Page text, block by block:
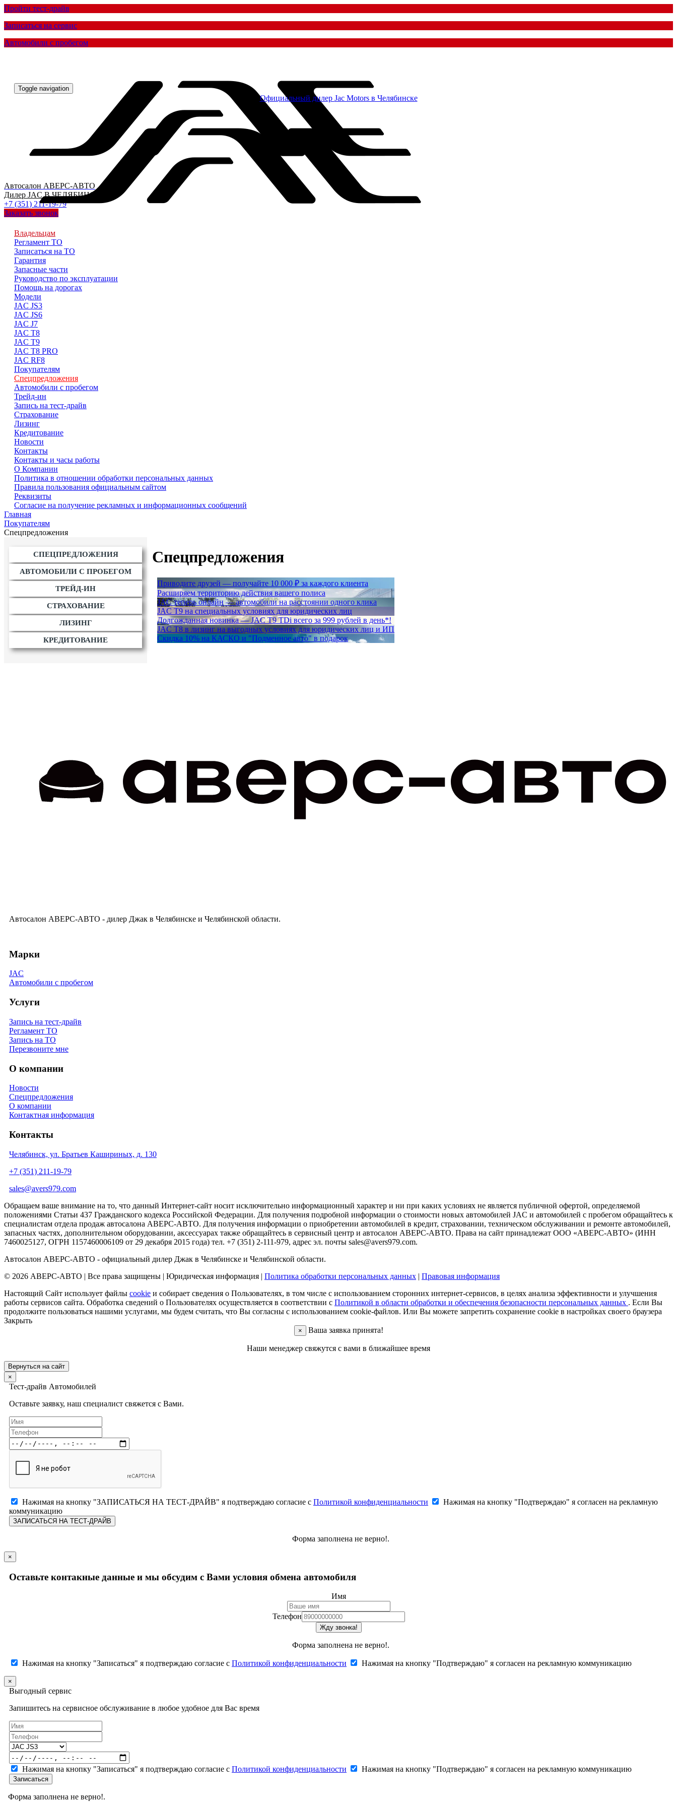
Пройти тест-драйв
Записаться на сервис
Автомобили с пробегом
Автосалон АВЕРС-АВТО
Дилер JACВ ЧЕЛЯБИНСКЕ
+7 (351) 211-19-79
Заказать звонок
Toggle navigation
Официальный дилер Jac Motors в Челябинске
Владельцам
Регламент ТО
Записаться на ТО
Гарантия
Запасные части
Руководство по эксплуатации
Помощь на дорогах
Модели
JAC JS3
JAC JS6
JAC J7
JAC T8
JAC T9
JAC T8 PRO
JAC RF8
Покупателям
Спецпредложения
Автомобили с пробегом
Трейд-ин
Запись на тест-драйв
Страхование
Лизинг
Кредитование
Новости
Контакты
Контакты и часы работы
О Компании
Политика в отношении обработки персональных данных
Правила пользования официальным сайтом
Реквизиты
Согласие на получение рекламных и информационных сообщений
Главная
Покупателям
Спецпредложения
СПЕЦПРЕДЛОЖЕНИЯ
АВТОМОБИЛИ С ПРОБЕГОМ
ТРЕЙД-ИН
СТРАХОВАНИЕ
ЛИЗИНГ
КРЕДИТОВАНИЕ
Спецпредложения
Приводите друзей — получайте 10 000 ₽ за каждого клиента
Расширяем территорию действия вашего полиса
JAC теперь онлайн — автомобили на расстоянии одного клика
JAC T9 на специальных условиях для юридических лиц
Долгожданная новинка — JAC T9 TDi всего за 999 рублей в день*!
JAC T8 в лизинг на выгодных условиях для юридических лиц и ИП
Скидка 10% на КАСКО и "Подменное авто" в подарок
Автосалон АВЕРС-АВТО - дилер Джак в Челябинске и Челябинской области.
Марки
JAC
Автомобили с пробегом
Услуги
Запись на тест-драйв
Регламент ТО
Запись на ТО
Перезвоните мне
О компании
Новости
Спецпредложения
О компании
Контактная информация
Контакты
Челябинск, ул. Братьев Кашириных, д. 130
+7 (351) 211-19-79
sales@avers979.com
Обращаем ваше внимание на то, что данный Интернет-сайт носит исключительно информационный характер и ни при каких условиях не является публичной офертой, определяемой
положениями Статьи 437 Гражданского кодекса Российской Федерации. Для получения подробной информации о стоимости новых автомобилей JAC и автомобилей с пробегом обращайтесь к
специалистам отдела продаж автосалона АВЕРС-АВТО. Для получения информации о приобретении автомобилей в кредит, страховании, техническом обслуживании и ремонте автомобилей,
запасных частях, дополнительном оборудовании, аксессуарах также обращайтесь в сервисный центр и автосалон АВЕРС-АВТО. Права на сайт принадлежат ООО «АВЕРС-АВТО» (ИНН
7460025127, ОГРН 1157460006109 от 29 декабря 2015 года) тел. +7 (351) 2-111-979, адрес эл. почты sales@avers979.com.
Автосалон АВЕРС-АВТО - официальный дилер Джак в Челябинске и Челябинской области.
© 2026 АВЕРС-АВТО | Все права защищены | Юридическая информация | Политика обработки персональных данных | Правовая информация
Настоящий Сайт использует файлы cookie и собирает сведения о Пользователях, в том числе с использованием сторонних интернет-сервисов, в целях анализа эффективности и улучшения
работы сервисов сайта. Обработка сведений о Пользователях осуществляется в соответствии с Политикой в области обработки и обеспечения безопасности персональных данных . Если Вы
продолжите пользоваться нашими услугами, мы будем считать, что Вы согласны с использованием cookie-файлов. Или Вы можете запретить сохранение cookie в настройках своего браузера
Закрыть
× Ваша заявка принята!
Наши менеджер свяжутся с вами в ближайшее время
Вернуться на сайт
×
Тест-драйв Автомобилей
Оставьте заявку, наш специалист свяжется с Вами.
Нажимая на кнопку "ЗАПИСАТЬСЯ НА ТЕСТ-ДРАЙВ" я подтверждаю согласие с Политикой конфиденциальности
Нажимая на кнопку "Подтверждаю" я согласен на рекламную
коммуникацию
ЗАПИСАТЬСЯ НА ТЕСТ-ДРАЙВ
Форма заполнена не верно!.
×
Оставьте контакные данные и мы обсудим с Вами условия обмена автомобиля
Имя
Телефон
Жду звонка!
Форма заполнена не верно!.
Нажимая на кнопку "Записаться" я подтверждаю согласие с Политикой конфиденциальности Нажимая на кнопку "Подтверждаю" я согласен на рекламную коммуникацию
×
Выгодный сервис
Запишитесь на сервисное обслуживание в любое удобное для Вас время
Нажимая на кнопку "Записаться" я подтверждаю согласие с Политикой конфиденциальности Нажимая на кнопку "Подтверждаю" я согласен на рекламную коммуникацию
Записаться
Форма заполнена не верно!.